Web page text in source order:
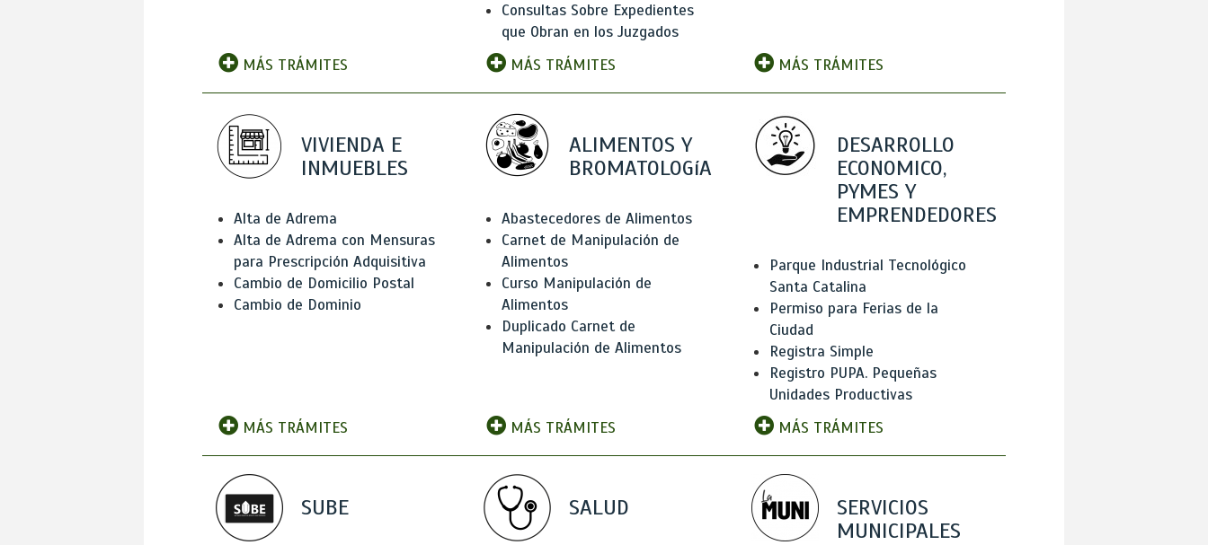
MÁS TRÁMITES
Consultas Sobre Expedientes
que Obran en los Juzgados
MÁS TRÁMITES
MÁS TRÁMITES
VIVIENDA E
INMUEBLES
Alta de Adrema
Alta de Adrema con Mensuras
para Prescripción Adquisitiva
Cambio de Domicilio Postal
Cambio de Dominio
MÁS TRÁMITES
ALIMENTOS Y
BROMATOLOGíA
Abastecedores de Alimentos
Carnet de Manipulación de
Alimentos
Curso Manipulación de
Alimentos
Duplicado Carnet de
Manipulación de Alimentos
MÁS TRÁMITES
DESARROLLO
ECONOMICO,
PYMES Y
EMPRENDEDORES
Parque Industrial Tecnológico
Santa Catalina
Permiso para Ferias de la
Ciudad
Registra Simple
Registro PUPA. Pequeñas
Unidades Productivas
MÁS TRÁMITES
SUBE SALUD
SERVICIOS
MUNICIPALES